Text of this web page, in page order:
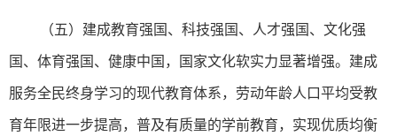
（五）建成教育强国、科技强国、人才强国、文化强
国、体育强国、健康中国，国家文化软实力显著增强。建成
服务全民终身学习的现代教育体系，劳动年龄人口平均受教
育年限进一步提高，普及有质量的学前教育，实现优质均衡